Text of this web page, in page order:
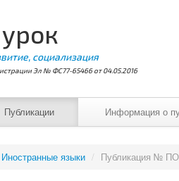
социализация
Эл № ФС77-65466 от 04.05.2016
Публикации Информация о
Иностранные языки / Публикация №